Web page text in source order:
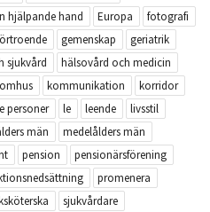
hjälpande hand Europa
fotografi
gemenskap
geriatrik
sjukvård
hälsovård och medicin
kommunikation
korridor
personer
le leende
livsstil
män
medelålders män
pension
pensionärsförening
promenera
sjukvårdare